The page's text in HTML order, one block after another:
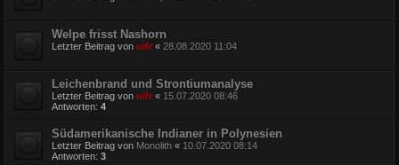
Welpe frisst Nashorn
Letzter Beitrag von ulfr « 28.08.2020 11:04
Leichenbrand und Strontiumanalyse
Letzter Beitrag von ulfr « 15.07.2020 08:46
Antworten: 4
Südamerikanische Indianer in Polynesien
Letzter Beitrag von Monolith « 10.07.2020 08:14
Antworten: 3